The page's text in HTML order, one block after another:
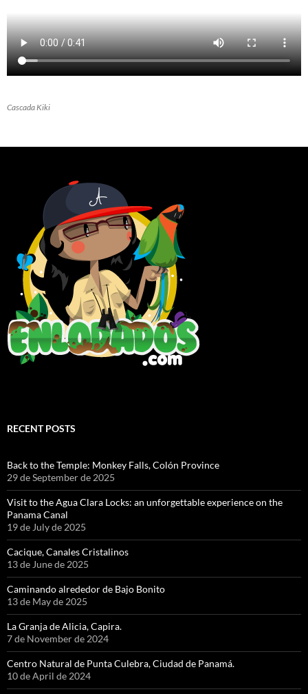
Cascada Kiki
RECENT POSTS
Back to the Temple: Monkey Falls, Colón Province
29 de September de 2025
Visit to the Agua Clara Locks: an unforgettable experience on the
Panama Canal
19 de July de 2025
Cacique, Canales Cristalinos
13 de June de 2025
Caminando alrededor de Bajo Bonito
13 de May de 2025
La Granja de Alicia, Capira.
7 de November de 2024
Centro Natural de Punta Culebra, Ciudad de Panamá.
10 de April de 2024